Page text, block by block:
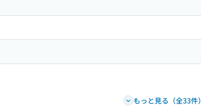
もっと見る（全33件）